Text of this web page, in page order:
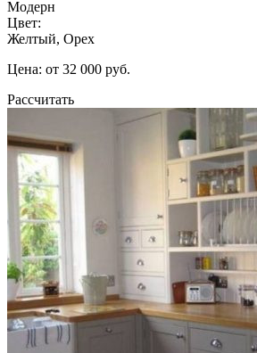
Модерн
Цвет:
Желтый, Орех
Цена: от 32 000 руб.
Рассчитать